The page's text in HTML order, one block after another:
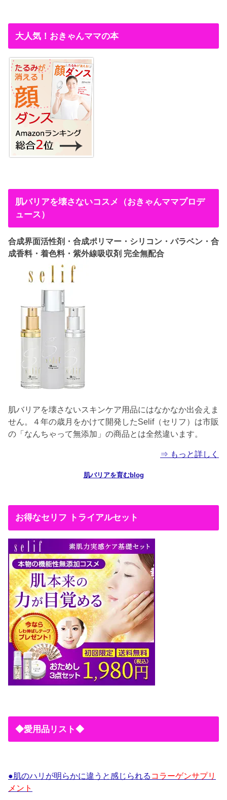
大人気！おきゃんママの本
肌バリアを壊さないコスメ（おきゃんママプロデ
ュース）
合成界面活性剤・合成ポリマー・シリコン・パラベン・合
成香料・着色料・紫外線吸収剤 完全無配合
肌バリアを壊さないスキンケア用品にはなかなか出会えま
せん。４年の歳月をかけて開発したSelif（セリフ）は市販
の「なんちゃって無添加」の商品とは全然違います。
⇒ もっと詳しく
肌バリアを育むblog
お得なセリフ トライアルセット
◆愛用品リスト◆
●肌のハリが明らかに違うと感じられる コラーゲンサプリ
メント